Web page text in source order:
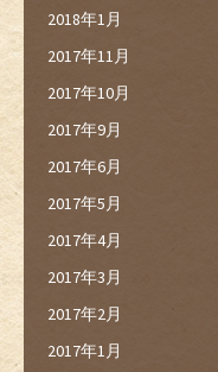
2018年1月
2017年11月
2017年10月
2017年9月
2017年6月
2017年5月
2017年4月
2017年3月
2017年2月
2017年1月